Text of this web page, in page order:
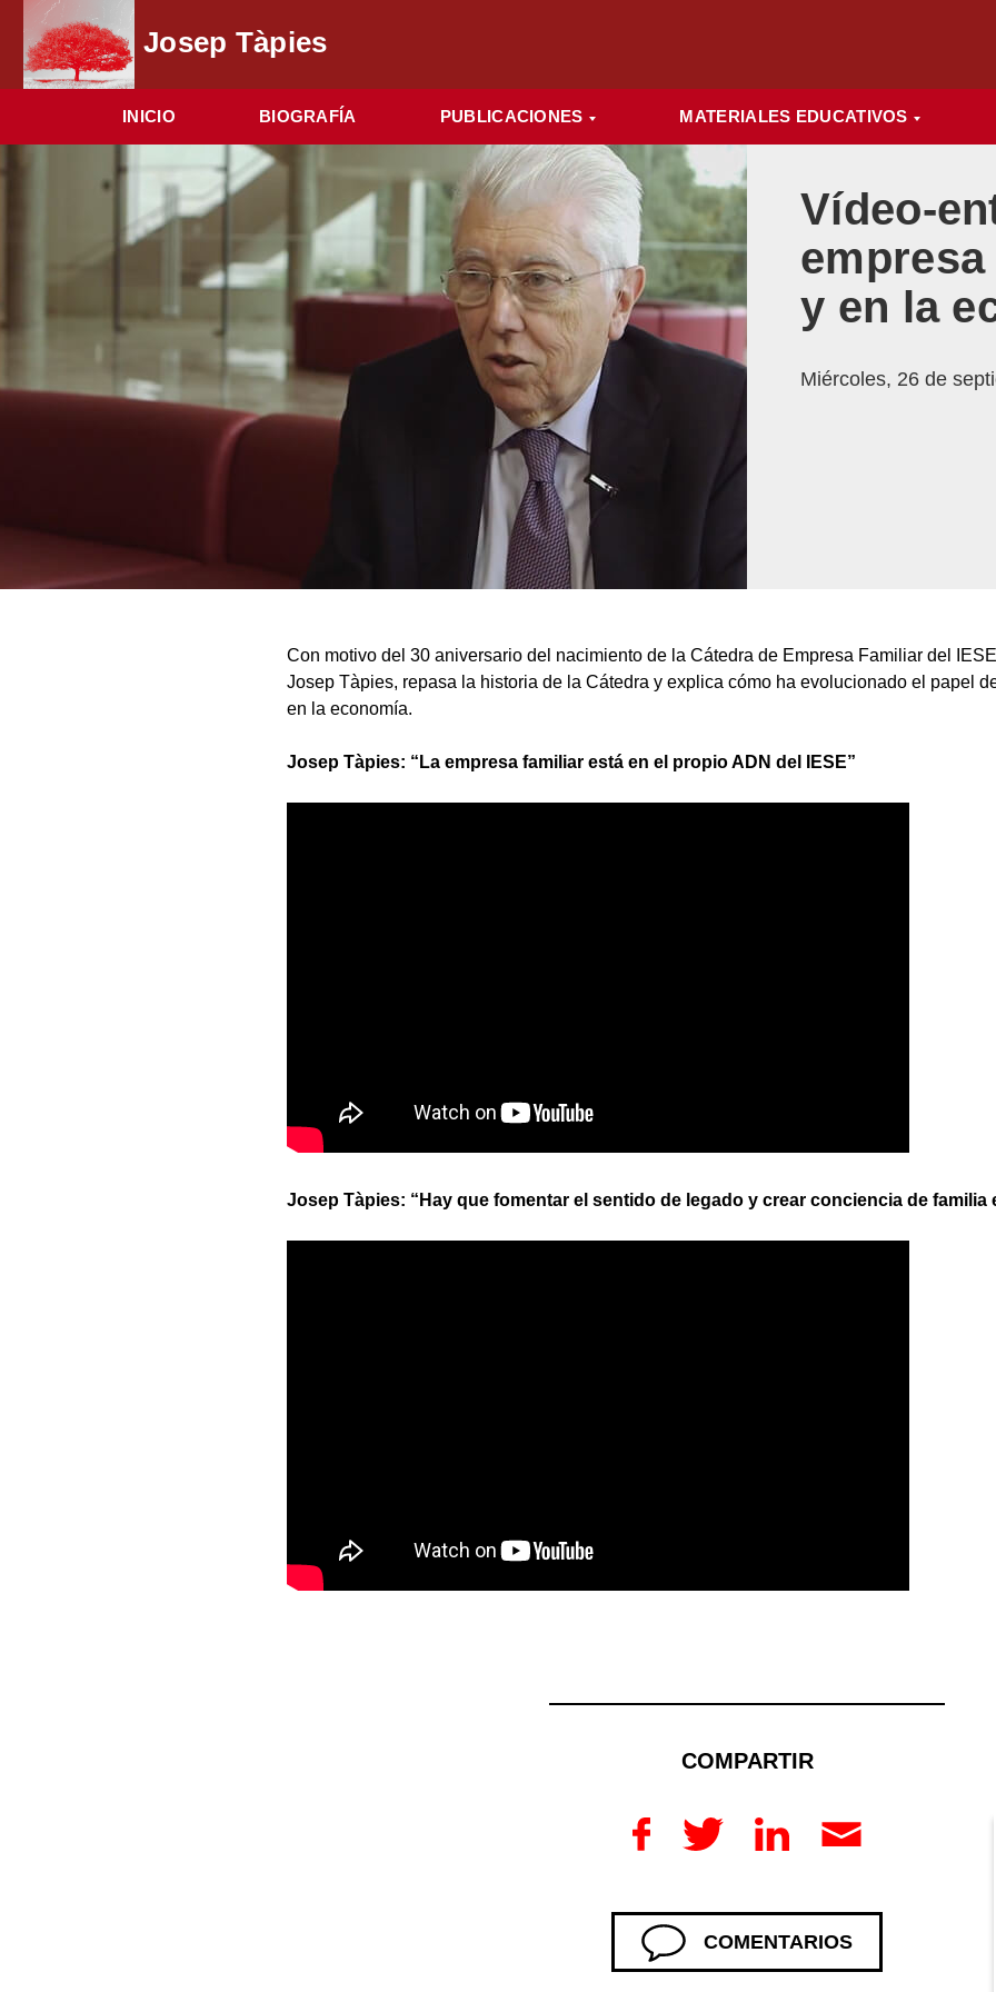
Josep Tàpies
INICIO BIOGRAFÍA PUBLICACIONES MATERIALES EDUCATIVOS
Vídeo-
y en la
Miércoles, 26 de
Con motivo del 30 aniversario del nacimiento de la Cátedra de Empresa Familiar del
Josep Tàpies, repasa la historia de la Cátedra y explica cómo ha evolucionado el papel
en la economía.
Josep Tàpies: “La empresa familiar está en el propio ADN del IESE”
Josep Tàpies: “Hay que fomentar el sentido de legado y crear conciencia de familia
COMPARTIR
COMENTARIOS